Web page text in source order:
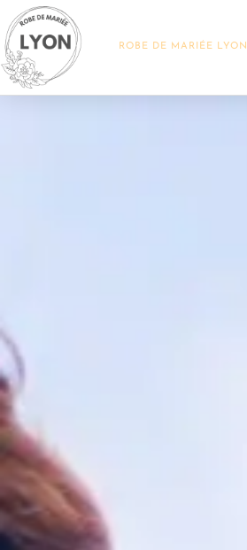
ROBE DE MARIÉE LYON